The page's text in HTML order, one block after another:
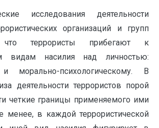
исследования деятельности
организаций и групп
что террористы прибегают к
видам насилия над личностью:
морально-психологическому. В
деятельности террористов порой
четкие границы применяемого ими
менее, в каждой террористической